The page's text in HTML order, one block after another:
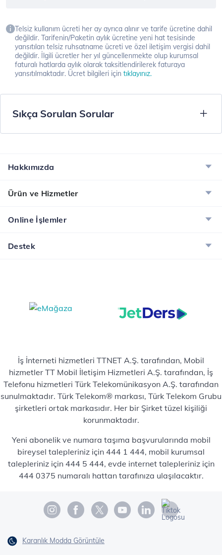
Telsiz kullanım ücreti her ay ayrıca alınır ve tarife ücretine dahil
değildir. Tarifenin/Paketin aylık ücretine yeni hat tesisinde
yansıtılan telsiz ruhsatname ücreti ve özel iletişim vergisi dahil
değildir. İlgili ücretler her yıl güncellenmekte olup kurumsal
faturalı hatlarda aylık olarak taksitlendirilerek faturaya
yansıtılmaktadır. Ücret bilgileri için tıklayınız.
Sıkça Sorulan Sorular
Hakkımızda
Ürün ve Hizmetler
Online İşlemler
Destek
İş İnterneti hizmetleri TTNET A.Ş. tarafından, Mobil
hizmetler TT Mobil İletişim Hizmetleri A.Ş. tarafından, İş
Telefonu hizmetleri Türk Telekomünikasyon A.Ş. tarafından
sunulmaktadır. Türk Telekom® markası, Türk Telekom Grubu
şirketleri ortak markasıdır. Her bir Şirket tüzel kişiliği
korunmaktadır.
Yeni abonelik ve numara taşıma başvurularında mobil
bireysel talepleriniz için 444 1 444, mobil kurumsal
talepleriniz için 444 5 444, evde internet talepleriniz için
444 0375 numaralı hattan tarafınıza ulaşılacaktır.
Karanlık Modda Görüntüle